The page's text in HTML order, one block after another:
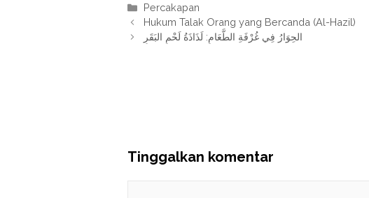
Kategori
Percakapan
Hukum Talak Orang yang Bercanda (Al-Hazil)
الحِوَارُ فِي غُرْفَةِ الطَّعَامِ: لَذَاذَةُ لَحْمِ البَقَرِ
Tinggalkan komentar